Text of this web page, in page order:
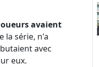
avaient
la série, n'a
avec
eux.